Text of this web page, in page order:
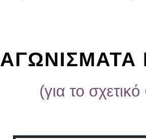
ΑΓΩΝΙΣΜΑΤΑ
(για το